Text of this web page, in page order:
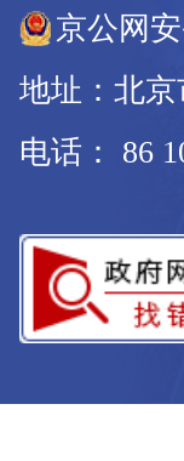
京公网
地址：北京
电话： 86